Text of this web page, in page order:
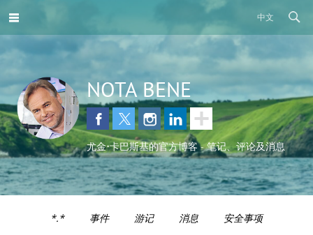
中文
NOTA BENE
尤金•卡巴斯基的官方博客 - 笔记、评论及消息
*.* 事件 游记 消息 安全事项